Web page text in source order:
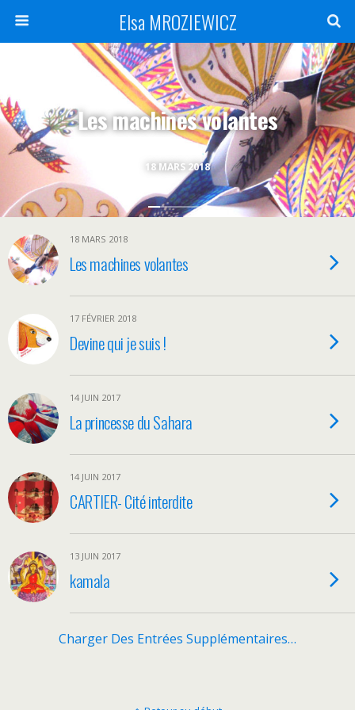
Elsa MROZIEWICZ
18 MARS 2018
Les machines volantes
18 MARS 2018
Les machines volantes
17 FÉVRIER 2018
Devine qui je suis !
14 JUIN 2017
La princesse du Sahara
14 JUIN 2017
CARTIER- Cité interdite
13 JUIN 2017
kamala
Charger Des Entrées Supplémentaires…